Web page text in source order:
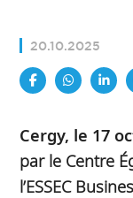
20.10.2025
Cergy, le 17
par le Centre
l’ESSEC